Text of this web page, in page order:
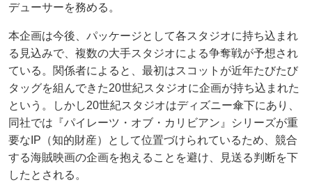
デューサーを務める。
本企画は今後、パッケージとして各スタジオに持ち込まれ
る見込みで、複数の大手スタジオによる争奪戦が予想され
ている。関係者によると、最初はスコットが近年たびたび
タッグを組んできた20世紀スタジオに企画が持ち込まれた
という。しかし20世紀スタジオはディズニー傘下にあり、
同社では『パイレーツ・オブ・カリビアン』シリーズが重
要なIP（知的財産）として位置づけられているため、競合
する海賊映画の企画を抱えることを避け、見送る判断を下
したとされる。